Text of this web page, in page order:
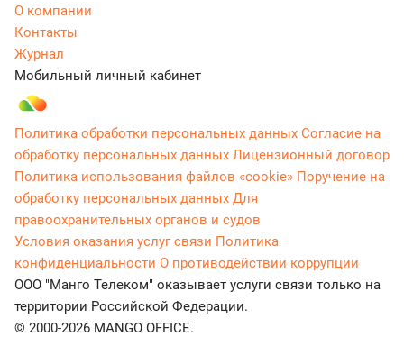
О компании
Контакты
Журнал
Мобильный личный кабинет
Политика обработки персональных данных Согласие на
обработку персональных данных Лицензионный договор
Политика использования файлов «cookie» Поручение на
обработку персональных данных Для
правоохранительных органов и судов
Условия оказания услуг связи Политика
конфиденциальности О противодействии коррупции
ООО "Манго Телеком" оказывает услуги связи только на
территории Российской Федерации.
© 2000-2026 MANGO OFFICE.